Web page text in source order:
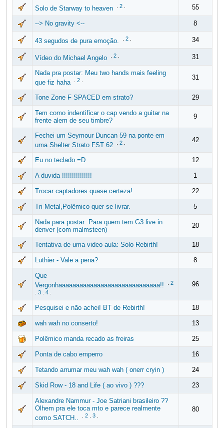
Solo de Starway to heaven 2. 55
--> No gravity <-- 8
43 segudos de pura emoção. 2. 34
Vídeo do Michael Angelo 2. 31
Nada pra postar: Meu two hands mais feeling
que fiz haha
2. 31
Tone Zone F SPACED em strato? 29
Tem como indentificar o cap vendo a guitar na
frente alem de seu timbre?
9
Fechei um Seymour Duncan 59 na ponte em
uma Shelter Strato FST 62
2. 42
Eu no teclado =D 12
A duvida !!!!!!!!!!!!!!! 1
Trocar captadores quase certeza! 22
Tri Metal,Polêmico quer se livrar. 5
Nada para postar: Para quem tem G3 live in
denver (com malmsteen)
20
Tentativa de uma video aula: Solo Rebirth! 18
Luthier - Vale a pena? 8
Que
Vergonhaaaaaaaaaaaaaaaaaaaaaaaaaaaaa!!
2
3. 4.
96
Pesquisei e não achei! BT de Rebirth! 18
wah wah no conserto! 13
Polêmico manda recado as freiras 25
Ponta de cabo emperro 16
Tetando arrumar meu wah wah ( onerr cryin ) 24
Skid Row - 18 and Life ( ao vivo ) ??? 23
Alexandre Nammur - Joe Satriani brasileiro ??
Olhem pra ele toca mto e parece realmente
como SATCH..
2. 3.
80